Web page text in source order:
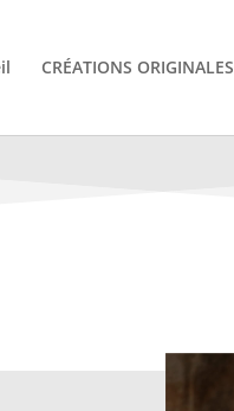
CRÉATIONS ORIGINALES